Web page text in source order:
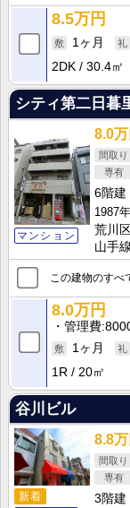
8.5万円
1ヶ月
2DK
30.4㎡
シティ第二日暮
マンション
8.0万
6階建
1987
荒川
山手
この建物のすべ
8.0万円
管理費
1ヶ月
1R
20㎡
谷川ビル
新着
8.8万
3階建